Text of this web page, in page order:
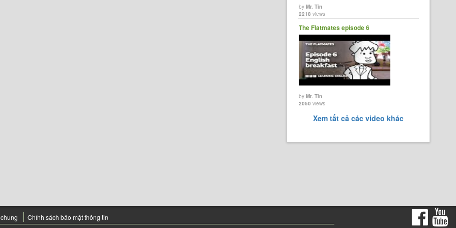
byMr. Tin
2218 views
The Flatmates episode 6
byMr. Tin
2050 views
Xem tất cả các video khác
Chính sách bảo mật thông tin